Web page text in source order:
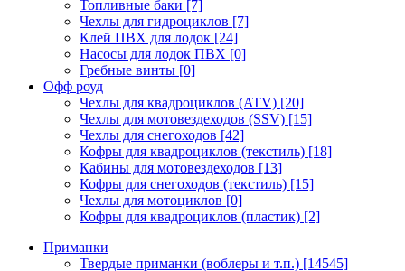
Топливные баки [7]
Чехлы для гидроциклов [7]
Клей ПВХ для лодок [24]
Насосы для лодок ПВХ [0]
Гребные винты [0]
Офф роуд
Чехлы для квадроциклов (ATV) [20]
Чехлы для мотовездеходов (SSV) [15]
Чехлы для снегоходов [42]
Кофры для квадроциклов (текстиль) [18]
Кабины для мотовездеходов [13]
Кофры для снегоходов (текстиль) [15]
Чехлы для мотоциклов [0]
Кофры для квадроциклов (пластик) [2]
Приманки
Твердые приманки (воблеры и т.п.) [14545]